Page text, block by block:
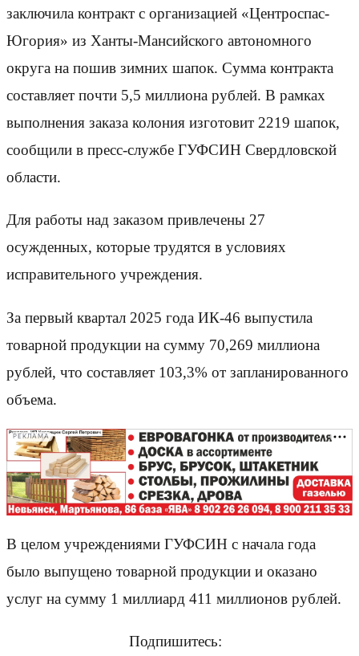
заключила контракт с организацией «Центроспас-
Югория» из Ханты-Мансийского автономного
округа на пошив зимних шапок. Сумма контракта
составляет почти 5,5 миллиона рублей. В рамках
выполнения заказа колония изготовит 2219 шапок,
сообщили в пресс-службе ГУФСИН Свердловской
области.
Для работы над заказом привлечены 27
осужденных, которые трудятся в условиях
исправительного учреждения.
За первый квартал 2025 года ИК-46 выпустила
товарной продукции на сумму 70,269 миллиона
рублей, что составляет 103,3% от запланированного
объема.
РЕКЛАМА
В целом учреждениями ГУФСИН с начала года
было выпущено товарной продукции и оказано
услуг на сумму 1 миллиард 411 миллионов рублей.
Подпишитесь: